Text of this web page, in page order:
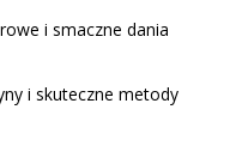
i smaczne dania
i skuteczne metody